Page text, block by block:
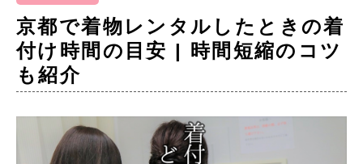
京都で着物レンタルしたときの着
付け時間の目安 | 時間短縮のコツ
も紹介